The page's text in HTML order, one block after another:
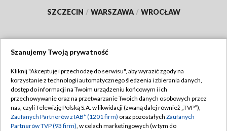
SZCZECIN / WARSZAWA / WROCŁAW
TVP
Abonament TVP
Emisja w TVP
Regulamin TVP
Polityka prywatności
Szanujemy Twoją prywatność
Kliknij "Akceptuję i przechodzę do serwisu", aby wyrazić zgody na
korzystanie z technologii automatycznego śledzenia i zbierania danych,
dostęp do informacji na Twoim urządzeniu końcowym i ich
przechowywanie oraz na przetwarzanie Twoich danych osobowych przez
nas, czyli Telewizję Polską S.A. w likwidacji (zwaną dalej również „TVP”),
Zaufanych Partnerów z IAB* (1201 firm) oraz pozostałych Zaufanych
Partnerów TVP (93 firm), w celach marketingowych (w tym do